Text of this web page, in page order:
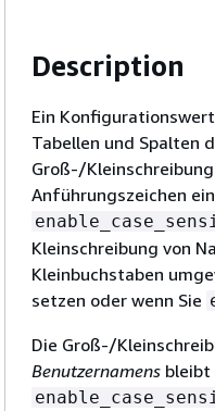
Description
Ein
Tabellen und Spalten
Groß-/
Anführungszeichen
Kleinschreibung von
Kleinbuchstaben
setzen oder wenn Sie
Die Groß-/
Benutzernamens bleibt